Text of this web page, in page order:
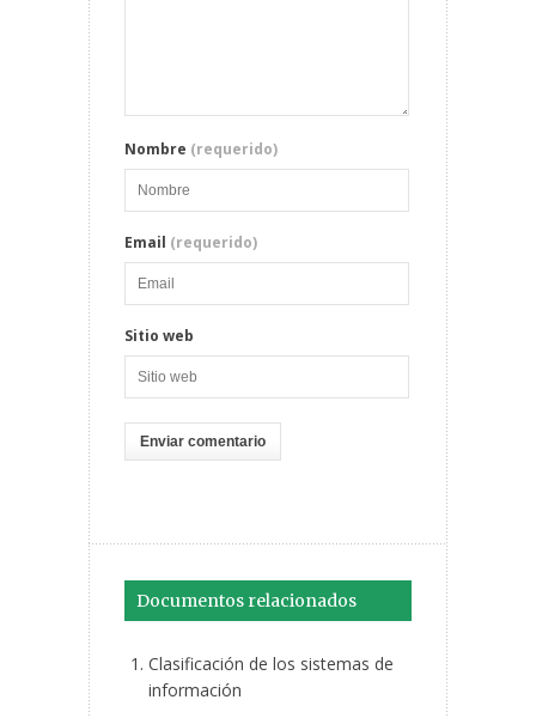
Nombre (requerido)
Email (requerido)
Sitio web
Documentos relacionados
Clasificación de los sistemas de
información